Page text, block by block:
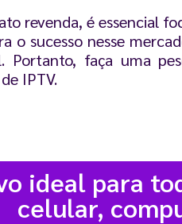
revenda, é essencial
o sucesso nesse
Portanto, faça uma
IPTV.
ideal para
celular,